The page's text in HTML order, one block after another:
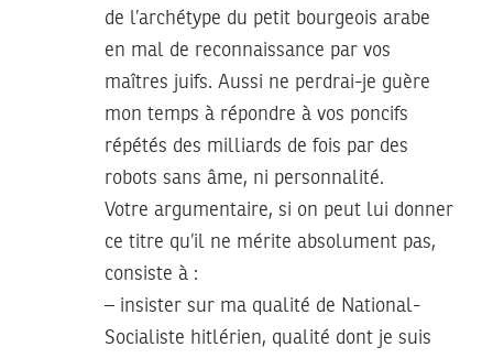
de l’archétype du petit bourgeois arabe
en mal de reconnaissance par vos
maîtres juifs. Aussi ne perdrai-je guère
mon temps à répondre à vos poncifs
répétés des milliards de fois par des
robots sans âme, ni personnalité.
Votre argumentaire, si on peut lui donner
ce titre qu’il ne mérite absolument pas,
consiste à :
– insister sur ma qualité de National-
Socialiste hitlérien, qualité dont je suis